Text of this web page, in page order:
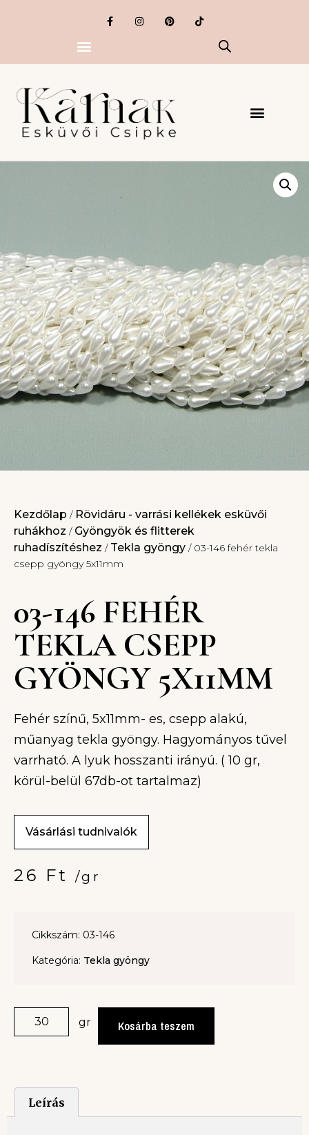
Kezdőlap / Rövidáru - varrási kellékek esküvői
ruhákhoz / Gyöngyök és flitterek
ruhadíszítéshez / Tekla gyöngy / 03-146 fehér tekla
csepp gyöngy 5x11mm
03-146 FEHÉR
TEKLA CSEPP
GYÖNGY 5X11MM
Fehér színű, 5x11mm- es, csepp alakú,
műanyag tekla gyöngy. Hagyományos tűvel
varrható. A lyuk hosszanti irányú. ( 10 gr,
körül-belül 67db-ot tartalmaz)
Vásárlási tudnivalók
26 Ft /gr
Cikkszám: 03-146
Kategória: Tekla gyöngy
gr Kosárba teszem
Leírás